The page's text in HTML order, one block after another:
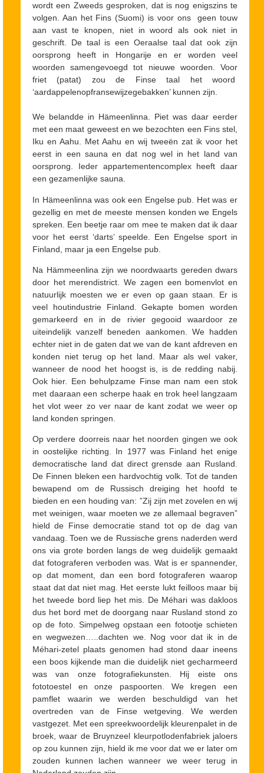
wordt een Zweeds gesproken, dat is nog enigszins te
volgen. Aan het Fins (Suomi) is voor ons geen touw
aan vast te knopen, niet in woord als ook niet in
geschrift. De taal is een Oeraalse taal dat ook zijn
oorsprong heeft in Hongarije en er worden veel
woorden samengevoegd tot nieuwe woorden. Voor
friet (patat) zou de Finse taal het woord
‘aardappelenopfransewijzegebakken’ kunnen zijn.
We belandde in Hämeenlinna. Piet was daar eerder
met een maat geweest en we bezochten een Fins stel,
Iku en Aahu. Met Aahu en wij tweeën zat ik voor het
eerst in een sauna en dat nog wel in het land van
oorsprong. Ieder appartementencomplex heeft daar
een gezamenlijke sauna.
In Hämeenlinna was ook een Engelse pub. Het was er
gezellig en met de meeste mensen konden we Engels
spreken. Een beetje raar om mee te maken dat ik daar
voor het eerst ‘darts’ speelde. Een Engelse sport in
Finland, maar ja een Engelse pub.
Na Hämmeenlina zijn we noordwaarts gereden dwars
door het merendistrict. We zagen een bomenvlot en
natuurlijk moesten we er even op gaan staan. Er is
veel houtindustrie Finland. Gekapte bomen worden
gemarkeerd en in de rivier gegooid waardoor ze
uiteindelijk vanzelf beneden aankomen. We hadden
echter niet in de gaten dat we van de kant afdreven en
konden niet terug op het land. Maar als wel vaker,
wanneer de nood het hoogst is, is de redding nabij.
Ook hier. Een behulpzame Finse man nam een stok
met daaraan een scherpe haak en trok heel langzaam
het vlot weer zo ver naar de kant zodat we weer op
land konden springen.
Op verdere doorreis naar het noorden gingen we ook
in oostelijke richting. In 1977 was Finland het enige
democratische land dat direct grensde aan Rusland.
De Finnen bleken een hardvochtig volk. Tot de tanden
bewapend om de Russisch dreiging het hoofd te
bieden en een houding van: ”Zij zijn met zovelen en wij
met weinigen, waar moeten we ze allemaal begraven”
hield de Finse democratie stand tot op de dag van
vandaag. Toen we de Russische grens naderden werd
ons via grote borden langs de weg duidelijk gemaakt
dat fotograferen verboden was. Wat is er spannender,
op dat moment, dan een bord fotograferen waarop
staat dat dat niet mag. Het eerste lukt feilloos maar bij
het tweede bord liep het mis. De Méhari was dakloos
dus het bord met de doorgang naar Rusland stond zo
op de foto. Simpelweg opstaan een fotootje schieten
en wegwezen…..dachten we. Nog voor dat ik in de
Méhari-zetel plaats genomen had stond daar ineens
een boos kijkende man die duidelijk niet gecharmeerd
was van onze fotografiekunsten. Hij eiste ons
fototoestel en onze paspoorten. We kregen een
pamflet waarin we werden beschuldigd van het
overtreden van de Finse wetgeving. We werden
vastgezet. Met een spreekwoordelijk kleurenpalet in de
broek, waar de Bruynzeel kleurpotlodenfabriek jaloers
op zou kunnen zijn, hield ik me voor dat we er later om
zouden kunnen lachen wanneer we weer terug in